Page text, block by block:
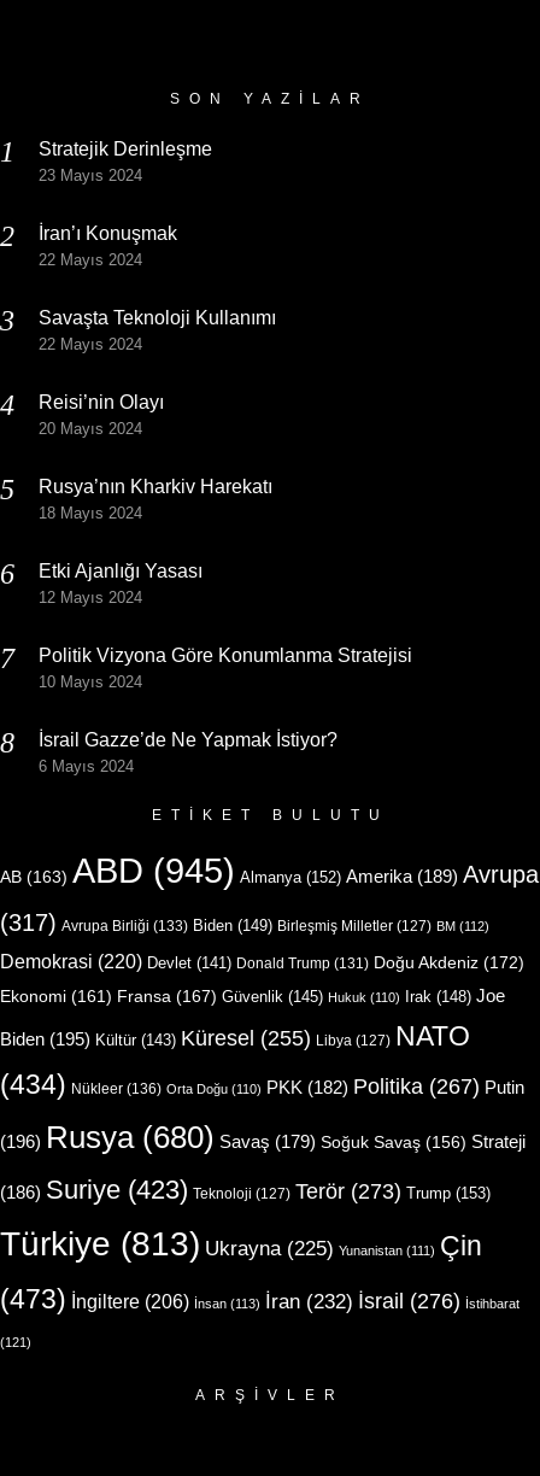
SON YAZILAR
Stratejik Derinleşme
23 Mayıs 2024
İran’ı Konuşmak
22 Mayıs 2024
Savaşta Teknoloji Kullanımı
22 Mayıs 2024
Reisi’nin Olayı
20 Mayıs 2024
Rusya’nın Kharkiv Harekatı
18 Mayıs 2024
Etki Ajanlığı Yasası
12 Mayıs 2024
Politik Vizyona Göre Konumlanma Stratejisi
10 Mayıs 2024
İsrail Gazze’de Ne Yapmak İstiyor?
6 Mayıs 2024
ETIKET BULUTU
AB (163) ABD (945) Almanya(152) Amerika (189) Avrupa
(317) Avrupa Birliği (133) Biden (149) Birleşmiş Milletler (127) BM (112)
Demokrasi (220) Devlet (141) Donald Trump (131) Doğu Akdeniz (172)
Ekonomi (161) Fransa (167) Güvenlik (145) Hukuk (110) Irak (148) Joe
Biden (195) Kültür(143) Küresel (255) Libya (127) NATO
(434) Nükleer (136) Orta Doğu (110) PKK (182) Politika (267) Putin
(196) Rusya(680) Savaş (179) Soğuk Savaş (156) Strateji
(186) Suriye (423) Teknoloji (127) Terör (273) Trump (153)
Türkiye (813) Ukrayna(225) Yunanistan (111) Çin
(473) İngiltere (206) İnsan (113) İran (232) İsrail (276) İstihbarat
(121)
ARŞIVLER